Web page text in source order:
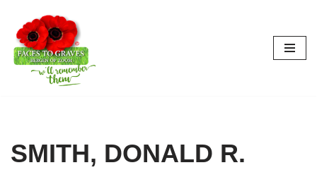
Ga
naar
SMITH, DONALD R.